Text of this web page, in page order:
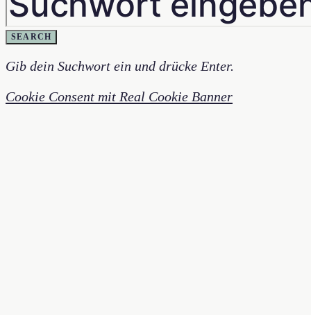
SEARCH
Gib dein Suchwort ein und drücke Enter.
Cookie Consent mit Real Cookie Banner